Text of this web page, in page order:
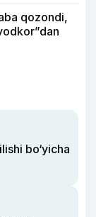
qozondi,
bo‘yicha